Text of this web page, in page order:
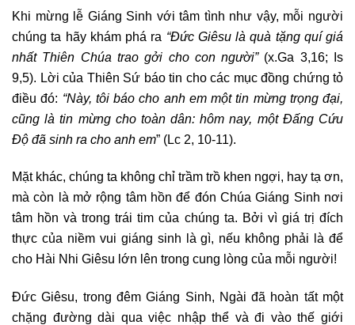
Khi mừng lễ Giáng Sinh với tâm tình như vậy, mỗi người
chúng ta hãy khám phá ra “Đức Giêsu là quà tặng quí giá
nhất Thiên Chúa trao gởi cho con người”(x.Ga 3,16; Is
9,5). Lời của Thiên Sứ báo tin cho các mục đồng chứng tỏ
điều đó: “Này, tôi báo cho anh em một tin mừng trọng đại,
cũng là tin mừng cho toàn dân: hôm nay, một Đấng Cứu
Độ đã sinh ra cho anh em” (Lc 2, 10-11).
Mặt khác, chúng ta không chỉ trầm trồ khen ngợi, hay tạ ơn,
mà còn là mở rộng tâm hồn để đón Chúa Giáng Sinh nơi
tâm hồn và trong trái tim của chúng ta. Bởi vì giá trị đích
thực của niềm vui giáng sinh là gì, nếu không phải là để
cho Hài Nhi Giêsu lớn lên trong cung lòng của mỗi người!
Đức Giêsu, trong đêm Giáng Sinh, Ngài đã hoàn tất một
chặng đường dài qua việc nhập thể và đi vào thế giới